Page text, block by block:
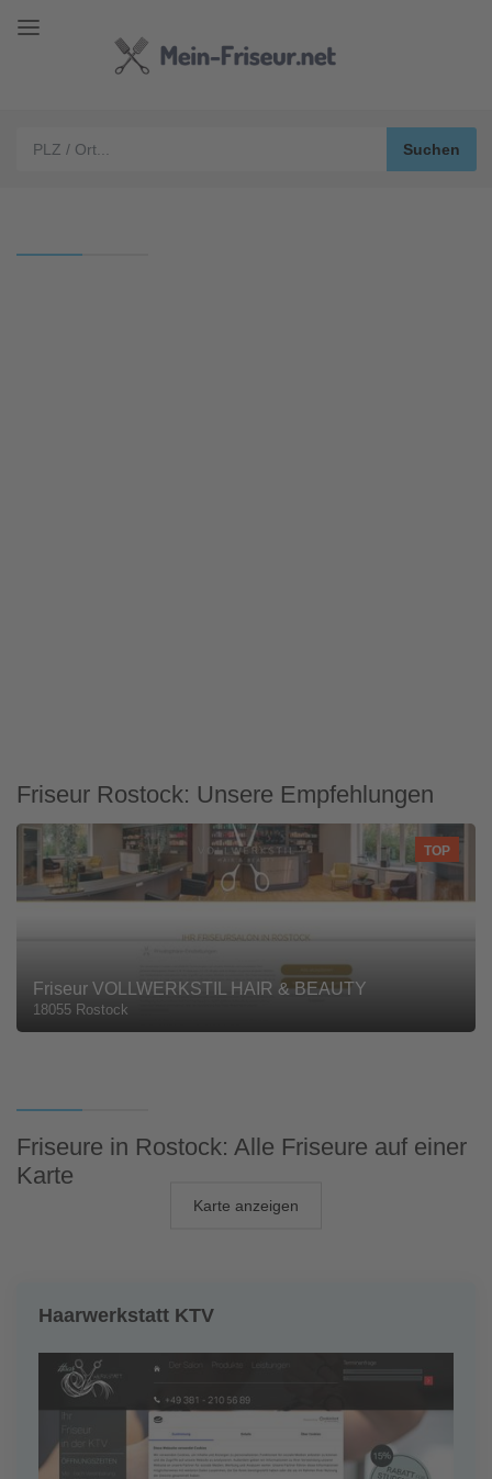
Friseur Rostock: Unsere Empfehlungen
TOP
Friseur VOLLWERKSTIL HAIR & BEAUTY
18055 Rostock
Friseure in Rostock: Alle Friseure auf einer
Karte
Karte anzeigen
Haarwerkstatt KTV